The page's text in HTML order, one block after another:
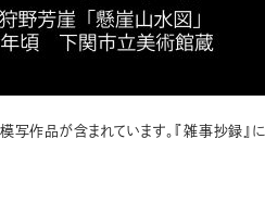
作品が含まれています。『雑事抄録』